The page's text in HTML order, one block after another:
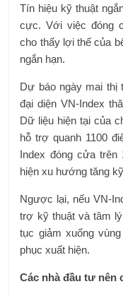
Tín hiệu kỹ thuật
cực. Với việc đóng
cho thấy lợi thế của
ngắn hạn.
Dự báo ngày mai thị
đại diện VN-Index
Dữ liệu hiện tại của
hỗ trợ quanh 1100
Index đóng cửa
hiện xu hướng tăng
Ngược lại, nếu VN-
trợ kỹ thuật và tâm
tục giảm xuống
phục xuất hiện.
Các nhà đầu tư nên